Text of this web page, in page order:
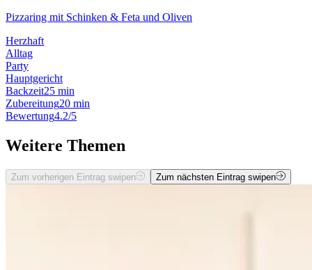
Pizzaring mit Schinken & Feta und Oliven
Herzhaft
Alltag
Party
Hauptgericht
Backzeit25 min
Zubereitung20 min
Bewertung4.2/5
Weitere Themen
Zum vorherigen Eintrag swipen Zum nächsten Eintrag swipen